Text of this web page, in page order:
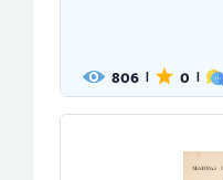
806 | 0 |